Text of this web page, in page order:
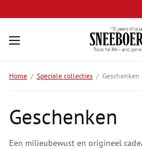
Home / Speciale collecties / Geschenken
Geschenken
Een milieubewust en origineel